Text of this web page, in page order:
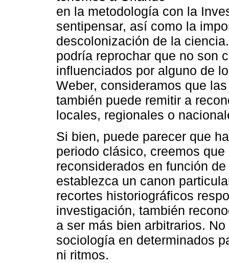
en la metodología con la
sentipensar, así como la
descolonización de la
podría reprochar que no son
influenciados por alguno de
Weber, consideramos que
también puede remitir a
locales, regionales o
Si bien, puede parecer que
periodo clásico, creemos
reconsiderados en función
establezca un canon
recortes historiográficos
investigación, también
a ser más bien arbitrarios.
sociología en determinados
ni ritmos.